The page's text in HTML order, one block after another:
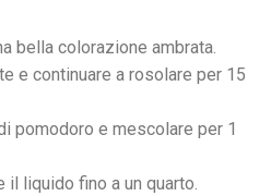
bella colorazione ambrata.
e continuare a rosolare per 15
pomodoro e mescolare per 1
il liquido fino a un quarto.